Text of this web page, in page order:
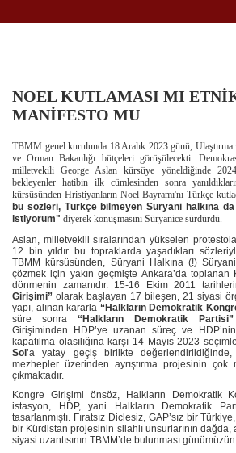
NOEL KUTLAMASI MI
MANİFESTO MU
TBMM genel kurulunda 18 Aralık 2023 günü, Ulaştırma
ve Orman Bakanlığı bütçeleri görüşülecekti.
milletvekili George Aslan kürsüye yöneldiğinde
bekleyenler hatibin ilk cümlesinden sonra
kürsüsünden Hristiyanların Noel Bayramı'nı Türkçe
bu sözleri, Türkçe bilmeyen Süryani halkına
istiyorum" diyerek konuşmasını Süryanice sürdürdü.
Aslan, milletvekili sıralarından yükselen
12 bin yıldır bu topraklarda yaşadıkları
TBMM kürsüsünden, Süryani Halkına (!)
çözmek için yakın geçmişte Ankara’da
dönmenin zamanıdır. 15-16 Ekim 2011
Girişimi” olarak başlayan 17 bileşen, 21 siyasi
yapı, alınan kararla “Halkların Demokratik
süre sonra “Halkların Demokratik Partisi”
Girişiminden HDP’ye uzanan süreç ve
kapatılma olasılığına karşı 14 Mayıs 2023
Sol ’a yatay geçiş birlikte
mezhepler üzerinden ayrıştırma projesinin çok
çıkmaktadır.
Kongre Girişimi önsöz, Halkların Demokratik
istasyon, HDP, yani Halkların Demokratik
tasarlanmıştı. Fıratsız Diclesiz, GAP’sız bir
bir Kürdistan projesinin silahlı unsurlarının
siyasi uzantısının TBMM’de bulunması